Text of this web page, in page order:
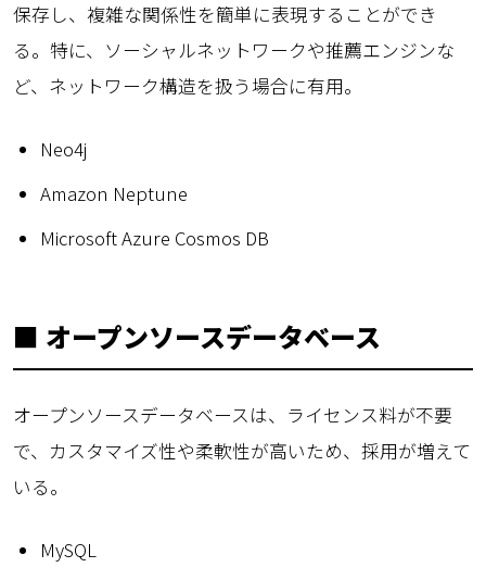
保存し、複雑な関係性を簡単に表現することができ
る。特に、ソーシャルネットワークや推薦エンジンな
ど、ネットワーク構造を扱う場合に有用。
Neo4j
Amazon Neptune
Microsoft Azure Cosmos DB
■ オープンソースデータベース
オープンソースデータベースは、ライセンス料が不要
で、カスタマイズ性や柔軟性が高いため、採用が増えて
いる。
MySQL